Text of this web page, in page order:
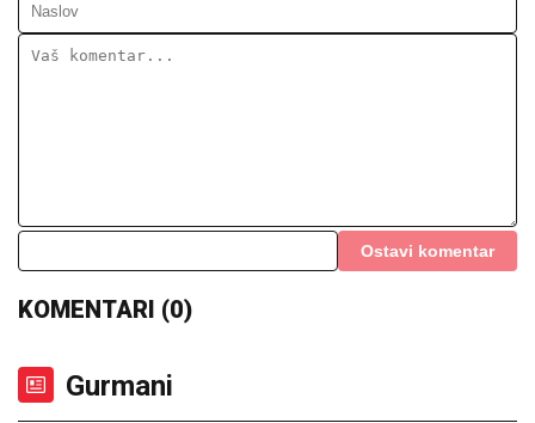
Ostavi komentar
KOMENTARI (0)
Gurmani